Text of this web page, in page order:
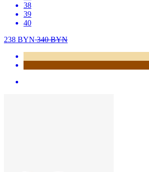
38
39
40
238 BYN340BYN